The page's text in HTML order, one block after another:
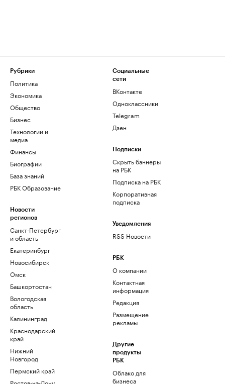
Рубрики
Политика
Экономика
Общество
Бизнес
Технологии и
медиа
Финансы
Биографии
База знаний
РБК Образование
Новости
регионов
Санкт-Петербург
и область
Екатеринбург
Новосибирск
Омск
Башкортостан
Вологодская
область
Калининград
Краснодарский
край
Нижний
Новгород
Пермский край
Социальные
сети
ВКонтакте
Одноклассники
Telegram
Дзен
Подписки
Скрыть баннеры
на РБК
Подписка на РБК
Корпоративная
подписка
Уведомления
RSS Новости
РБК
О компании
Контактная
информация
Редакция
Размещение
рекламы
Другие
продукты
РБК
Облако для
бизнеса